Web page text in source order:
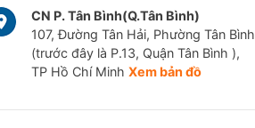
CN P. Tân Bình(Q.Tân Bình)
107, Đường Tân Hải, Phường Tân Bình
(trước đây là P.13, Quận Tân Bình ),
TP Hồ Chí Minh Xem bản đồ